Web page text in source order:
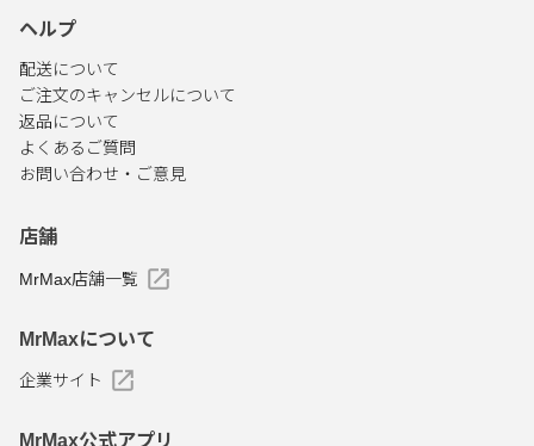
ヘルプ
配送について
ご注文のキャンセルについて
返品について
よくあるご質問
お問い合わせ・ご意見
店舗
MrMax店舗一覧
MrMaxについて
企業サイト
MrMax公式アプリ